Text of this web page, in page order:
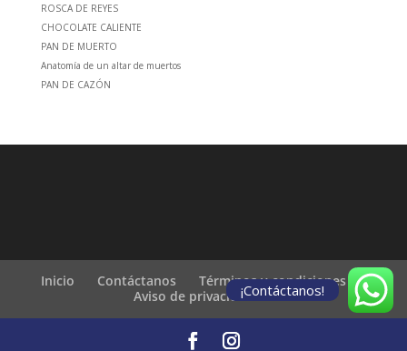
ROSCA DE REYES
CHOCOLATE CALIENTE
PAN DE MUERTO
Anatomía de un altar de muertos
PAN DE CAZÓN
Inicio Contáctanos
Términos y condiciones
Aviso de privacidad¡Contáctanos!